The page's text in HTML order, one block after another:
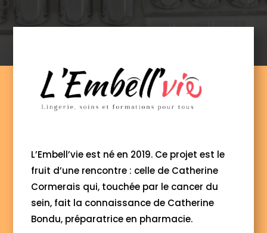
L’Embell’vie est né en 2019. Ce projet est le
fruit d’une rencontre : celle de Catherine
Cormerais qui, touchée par le cancer du
sein, fait la connaissance de Catherine
Bondu, préparatrice en pharmacie.